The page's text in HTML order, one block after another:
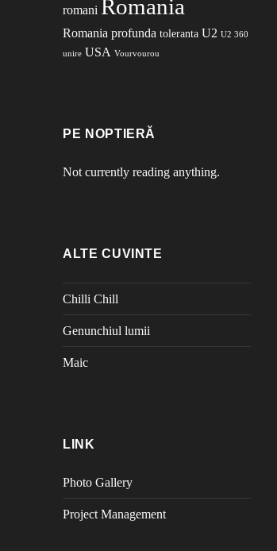
romani Romania
Romania profunda toleranta U2 U2 360
unire USA Vourvourou
PE NOPTIERĂ
Not currently reading anything.
ALTE CUVINTE
Chilli Chill
Genunchiul lumii
Maic
LINK
Photo Gallery
Project Management